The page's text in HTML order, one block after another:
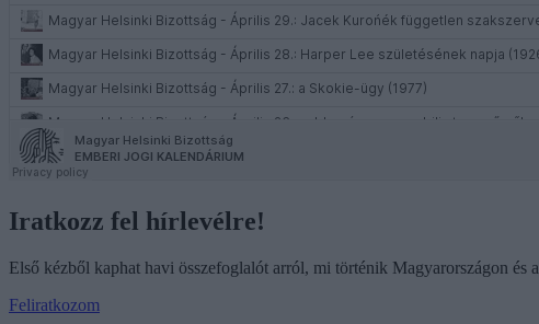
Iratkozz fel hírlevélre!
Első kézből kaphat havi összefoglalót arról, mi történik Magyarországon és
Feliratkozom